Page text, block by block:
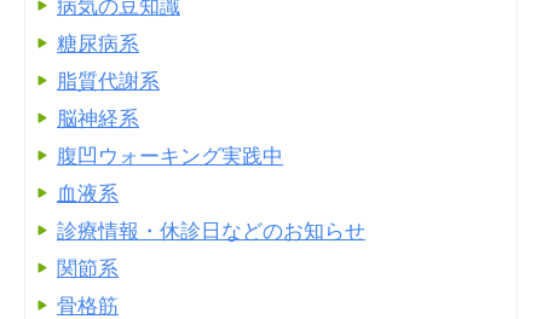
病気の豆知識
糖尿病系
脂質代謝系
脳神経系
腹凹ウォーキング実践中
血液系
診療情報・休診日などのお知らせ
関節系
骨格筋